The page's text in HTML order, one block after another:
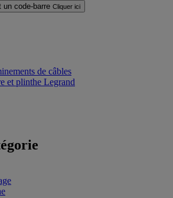
un code-barre Cliquer ici
de câbles
et plinthe Legrand